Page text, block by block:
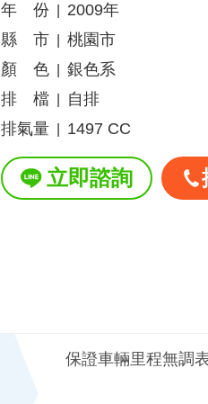
年 份
2009年
縣 市
桃園市
顏 色
銀色系
排 檔
自排
排氣量
1497 CC
立即諮詢
保證車輛里程無調